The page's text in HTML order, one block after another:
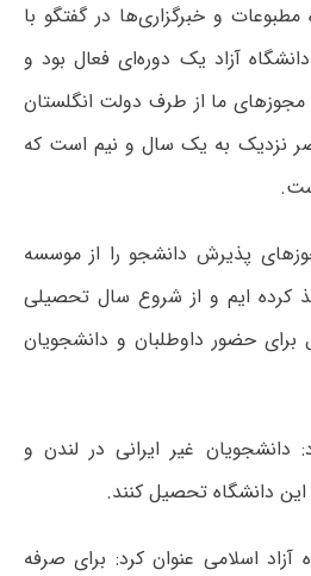
و خبرگزاری‌ها در گفتگو با
آزاد یک دوره‌ای فعال بود و
یک دوره ۲ ساله مجوزهای ما از طرف دولت انگلستان
نزدیک به یک سال و نیم است که
پذیرش دانشجو را از موسسه
کرده ایم و از شروع سال تحصیلی
تحصیل برای حضور داوطلبان و دانشجویان
دانشجویان غیر ایرانی در لندن و
دانشگاه تحصیل کنند.
آزاد اسلامی عنوان کرد: برای صرفه